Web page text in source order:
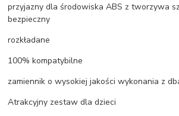
przyjazny dla środowiska ABS z tworzywa
bezpieczny
rozkładane
100% kompatybilne
zamiennik o wysokiej jakości wykonania z
Atrakcyjny zestaw dla dzieci